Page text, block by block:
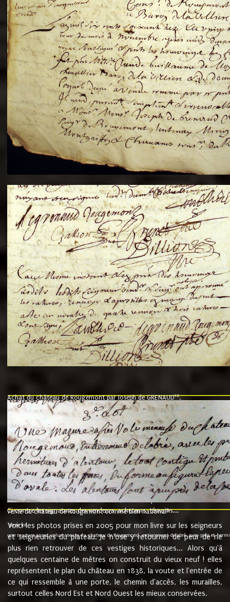
Achat du château de Rougemont par Joseph de GRENAUD10.
"l'an mil six cent soixante treze le ving neuvième jour du mois de
nommé fut présent Messire Claude Guillaume de Moyriat chevalier baron
vend, purement simplement et irrevocablement a monseigneur monsieur
et chavannes conseiller du roy au parlement de Bourgogne, present et
que le dit seigneur Baron de la Vellière a sur ses hommes, indivisables et
de la Velliere tout ainsi et comme le dit seigneur Baron et ses
présent......"
suivent les rentes, donation des terriers, etc... au prix de 880 livre louis
Ci contre les signatures des vendeurs, acheteurs, témoins....
vente du château de Rougemont comme bien national9.
"3ème lot
une mazure assez volumineuse du chateau de Rougemond, entierement delabré, avec près et
Voici les photos prises en 2005 pour mon livre sur les seigneurs
et seigneuries du plateau. Je n'ose y retourner de peur de ne
plus rien retrouver de ces vestiges historiques... Alors qu'à
quelques centaine de mètres on construit du vieux neuf ! elles
représentent le plan du château en 1838, la voute et l'entrée de
ce qui ressemble à une porte, le chemin d'accès, les murailles,
surtout celles Nord Est et Nord Ouest les mieux conservées.